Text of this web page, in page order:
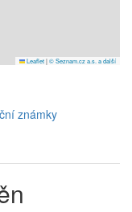
Leaflet|© Seznam.cz a.s. a další
známky